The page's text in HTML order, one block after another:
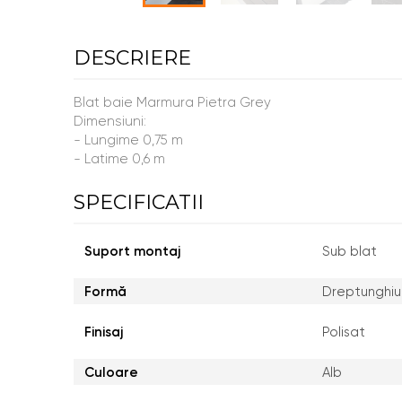
DESCRIERE
Blat baie Marmura Pietra Grey
Dimensiuni:
- Lungime 0,75 m
- Latime 0,6 m
SPECIFICATII
Suport montaj Sub blat
Formă
Finisaj Polisat
Culoare Alb